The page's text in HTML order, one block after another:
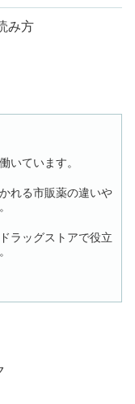
み方
いています。
れる市販薬の違いや
ラッグストアで役立